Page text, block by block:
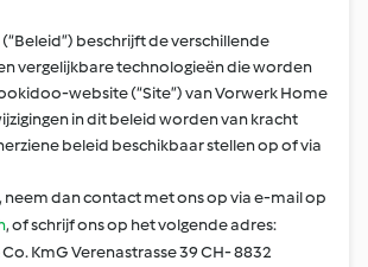
beschrijft de verschillende
vergelijkbare technologieën die worden
website (“Site”) van Vorwerk Home
in dit beleid worden van kracht
beleid beschikbaar stellen op of via
neem dan contact met ons op via e-mail op
, of schrijf ons op het volgende adres:
KmG Verenastrasse 39 CH- 8832